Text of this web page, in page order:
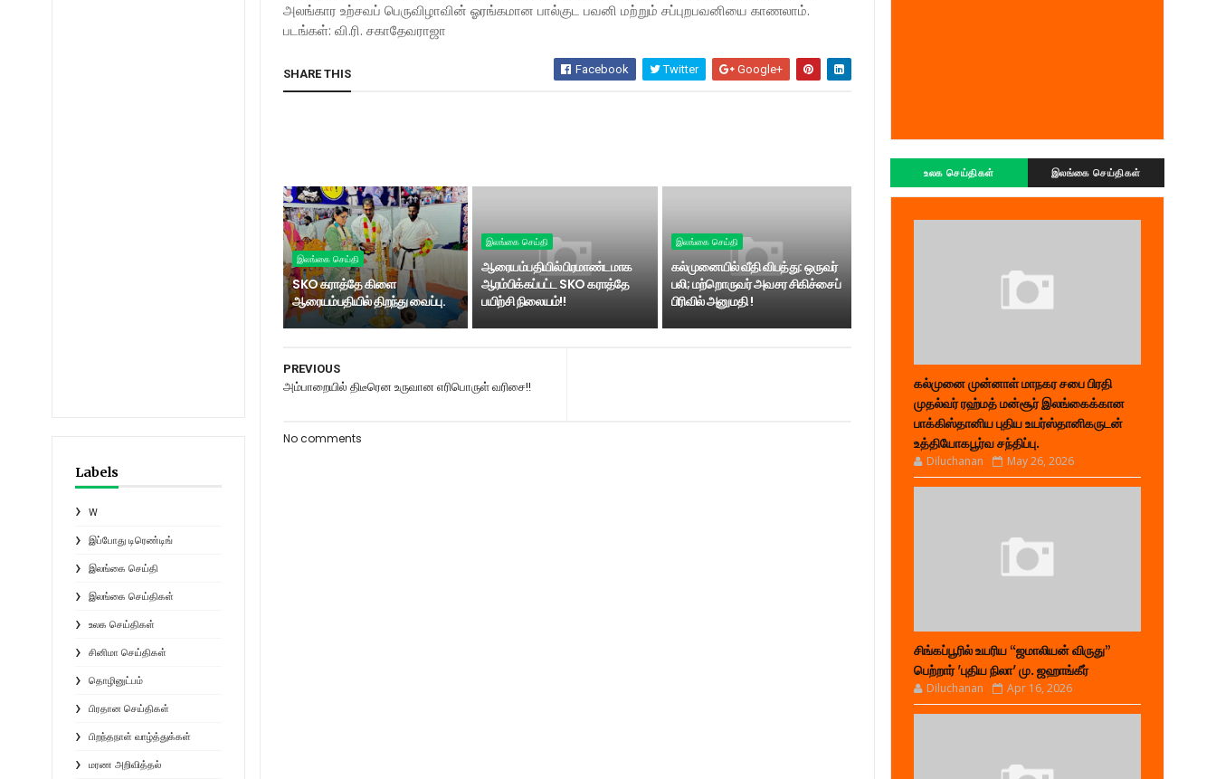
Labels
W
இப்போது டிரெண்டிங்
இலங்கை செய்தி
இலங்கை செய்திகள்
உலக செய்திகள்
சினிமா செய்திகள்
தொழினுட்பம்
பிரதான செய்திகள்
பிறந்தநாள் வாழ்த்துக்கள்
மரண அறிவித்தல்
அலங்கார உற்சவப் பெருவிழாவின் ஓரங்கமான பால்குட பவனி மற்றும் சப்புறபவனியை காணலாம்.
படங்கள்: வி.ரி. சகாதேவராஜா
SHARE THIS Facebook Twitter Google+
இலங்கை செய்தி
SKO கராத்தே கிளை
ஆரையம்பதியில் திறந்து வைப்பு.
இலங்கை செய்தி
ஆரையம்பதியில் பிரமாண்டமாக
ஆரம்பிக்கப்பட்ட SKO கராத்தே
பயிற்சி நிலையம்!!
இலங்கை செய்தி
கல்முனையில் வீதி விபத்து: ஒருவர்
பலி; மற்றொருவர் அவசர சிகிச்சைப்
பிரிவில் அனுமதி !
PREVIOUS
அம்பாறையில் திடீரென உருவான எரிபொருள் வரிசை!!
No comments
உலக செய்திகள் இலங்கை செய்திகள்
கல்முனை முன்னாள் மாநகர சபை பிரதி
முதல்வர் ரஹ்மத் மன்சூர் இலங்கைக்கான
பாக்கிஸ்தானிய புதிய உயர்ஸ்தானிகருடன்
உத்தியோகபூர்வ சந்திப்பு.
Diluchanan May 26, 2026
சிங்கப்பூரில் உயரிய “ஜமாலியன் விருது”
பெற்றார் 'புதிய நிலா' மு. ஜஹாங்கீர்
Diluchanan Apr 16, 2026